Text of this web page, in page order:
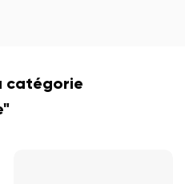
catégorie